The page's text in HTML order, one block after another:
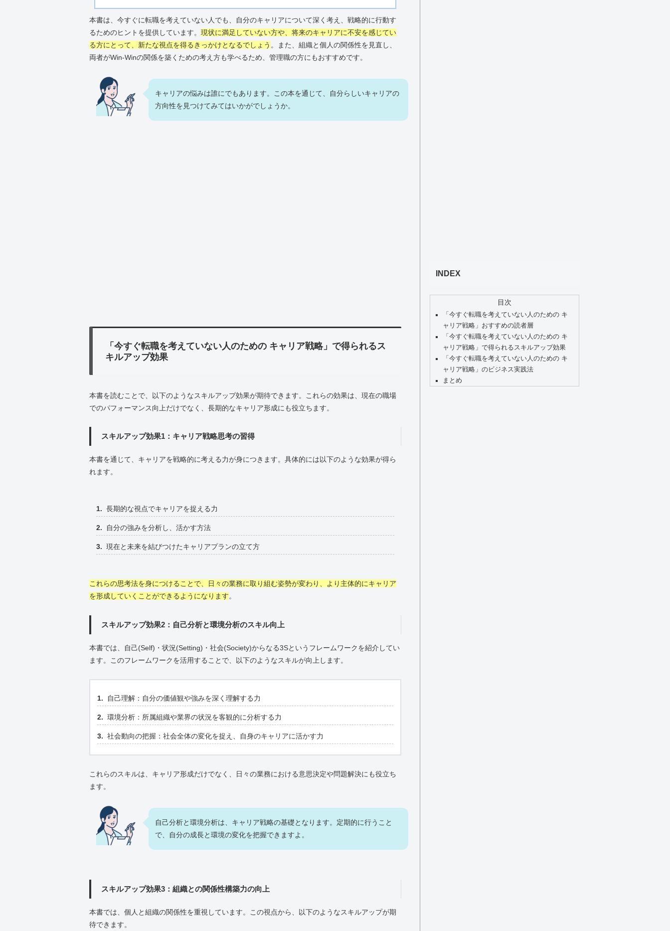
本書は、今すぐに転職を考えていない人でも、自分のキャリアについて深く考え、戦略的に行動す
るためのヒントを提供しています。 現状に満足していない方や、将来のキャリアに不安を感じてい
る方にとって、新たな視点を得るきっかけとなるでしょう 。また、組織と個人の関係性を見直し、
両者がWin-Winの関係を築くための考え方も学べるため、管理職の方にもおすすめです。
キャリアの悩みは誰にでもあります。この本を通じて、自分らしいキャリアの
方向性を見つけてみてはいかがでしょうか。
「今すぐ転職を考えていない人のための キャリア戦略」で得られるス
キルアップ効果
本書を読むことで、以下のようなスキルアップ効果が期待できます。これらの効果は、現在の職場
でのパフォーマンス向上だけでなく、長期的なキャリア形成にも役立ちます。
スキルアップ効果1：キャリア戦略思考の習得
本書を通じて、キャリアを戦略的に考える力が身につきます。具体的には以下のような効果が得ら
れます。
長期的な視点でキャリアを捉える力
自分の強みを分析し、活かす方法
現在と未来を結びつけたキャリアプランの立て方
これらの思考法を身につけることで、日々の業務に取り組む姿勢が変わり、より主体的にキャリア
を形成していくことができるようになります。
スキルアップ効果2：自己分析と環境分析のスキル向上
本書では、自己(Self)・状況(Setting)・社会(Society)からなる3Sというフレームワークを紹介してい
ます。このフレームワークを活用することで、以下のようなスキルが向上します。
自己理解：自分の価値観や強みを深く理解する力
環境分析：所属組織や業界の状況を客観的に分析する力
社会動向の把握：社会全体の変化を捉え、自身のキャリアに活かす力
これらのスキルは、キャリア形成だけでなく、日々の業務における意思決定や問題解決にも役立ち
ます。
自己分析と環境分析は、キャリア戦略の基礎となります。定期的に行うこと
で、自分の成長と環境の変化を把握できますよ。
スキルアップ効果3：組織との関係性構築力の向上
本書では、個人と組織の関係性を重視しています。この視点から、以下のようなスキルアップが期
待できます。
INDEX
目次
「今すぐ転職を考えていない人のための キ
ャリア戦略」おすすめの読者層
「今すぐ転職を考えていない人のための キ
ャリア戦略」で得られるスキルアップ効果
「今すぐ転職を考えていない人のための キ
ャリア戦略」のビジネス実践法
まとめ